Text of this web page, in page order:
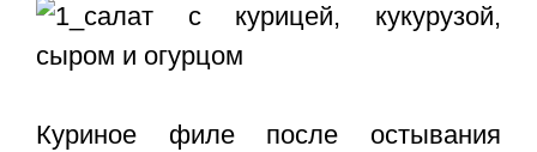
Куриное филе после остывания